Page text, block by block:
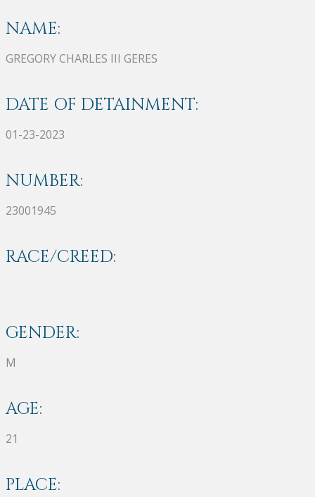
NAME:
GREGORY CHARLES III GERES
DATE OF DETAINMENT:
01-23-2023
NUMBER:
23001945
RACE/CREED:
GENDER:
M
AGE:
21
PLACE: